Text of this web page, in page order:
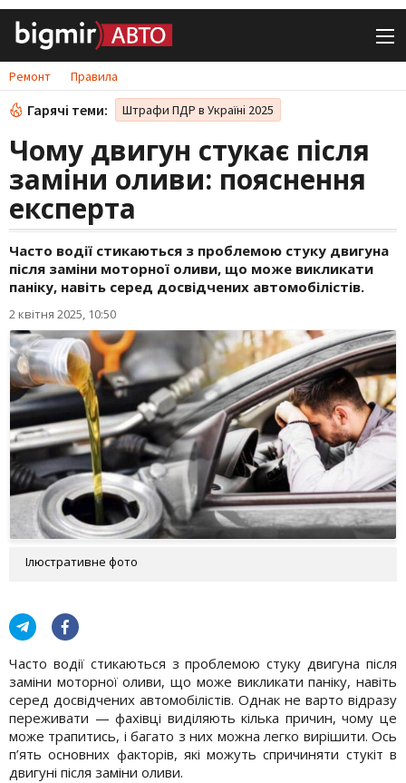
Ремонт Правила
Гарячі теми: Штрафи ПДР в Україні 2025
Чому двигун стукає після
заміни оливи: пояснення
експерта
Часто водії стикаються з проблемою стуку двигуна
після заміни моторної оливи, що може викликати
паніку, навіть серед досвідчених автомобілістів.
2 квітня 2025, 10:50
Ілюстративне фото
Часто водії стикаються з проблемою стуку двигуна після
заміни моторної оливи, що може викликати паніку, навіть
серед досвідчених автомобілістів. Однак не варто відразу
переживати — фахівці виділяють кілька причин, чому це
може трапитись, і багато з них можна легко вирішити. Ось
п’ять основних факторів, які можуть спричиняти стукіт в
двигуні після заміни оливи.